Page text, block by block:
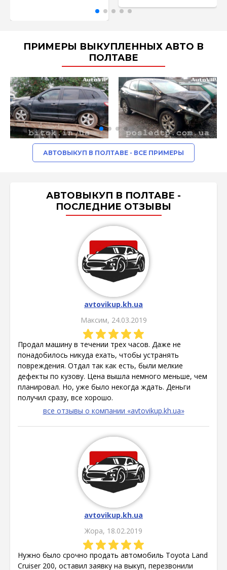
ПРИМЕРЫ ВЫКУПЛЕННЫХ АВТО В
ПОЛТАВЕ
АВТОВЫКУП В ПОЛТАВЕ - ВСЕ ПРИМЕРЫ
АВТОВЫКУП В ПОЛТАВЕ -
ПОСЛЕДНИЕ ОТЗЫВЫ
avtovikup.kh.ua
Максим, 24.03.2019
Продал машину в течении трех часов. Даже не
понадобилось никуда ехать, чтобы устранять
повреждения. Отдал так как есть, были мелкие
дефекты по кузову. Цена вышла немного меньше, чем
планировал. Но, уже было некогда ждать. Деньги
получил сразу, все хорошо.
все отзывы о компании «avtovikup.kh.ua»
avtovikup.kh.ua
Жора, 18.02.2019
Нужно было срочно продать автомобиль Toyota Land
Cruiser 200, оставил заявку на выкуп, перезвонили